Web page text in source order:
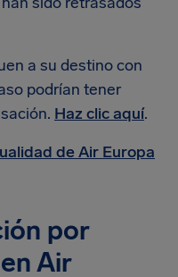
a su destino con
podrían tener
Haz clic aquí.
de Air Europa
por
Air